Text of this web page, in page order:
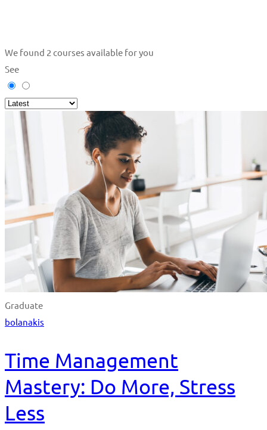
We found 2 courses available for you
See
Graduate
bolanakis
Time Management
Mastery: Do More, Stress
Less